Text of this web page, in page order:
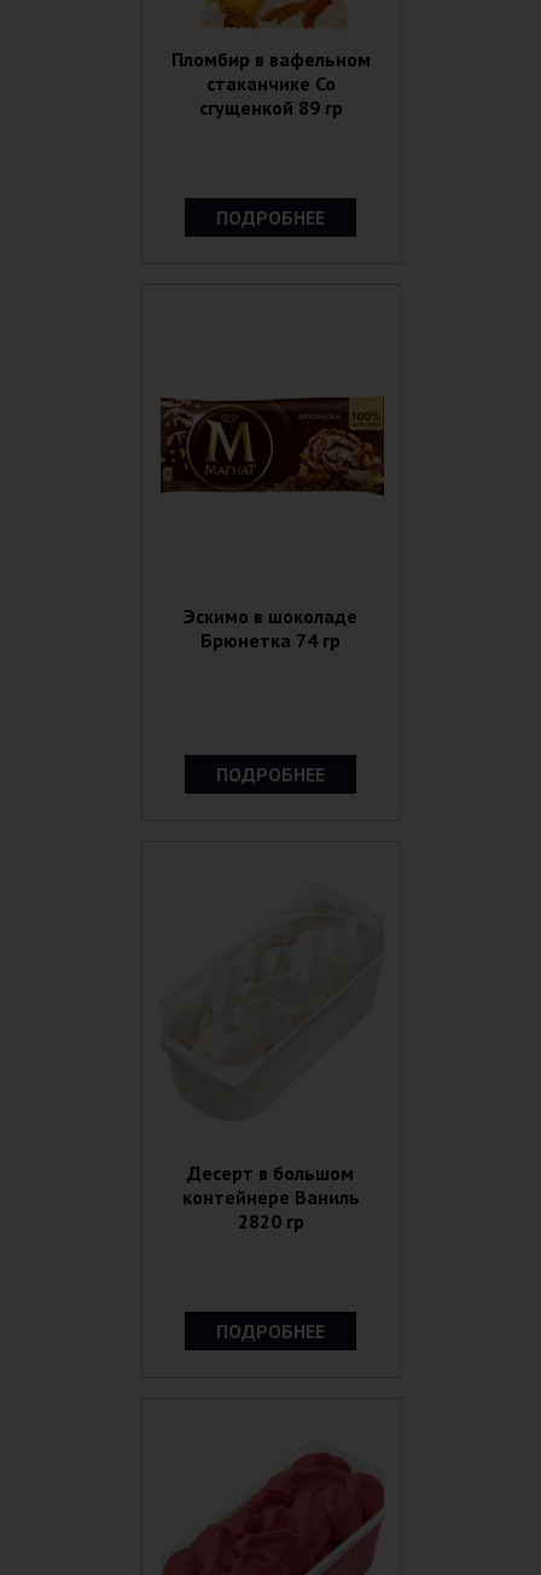
Пломбир в вафельном
стаканчике Со
сгущенкой 89 гр
ПОДРОБНЕЕ
Эскимо в шоколаде
Брюнетка 74 гр
ПОДРОБНЕЕ
Десерт в большом
контейнере Ваниль
2820 гр
ПОДРОБНЕЕ